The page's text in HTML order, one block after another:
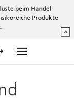
beim Handel
Produkte
^